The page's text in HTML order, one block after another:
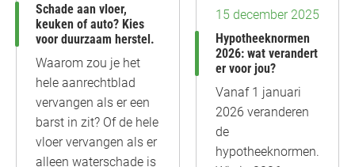
Schade aan vloer,
keuken of auto? Kies
voor duurzaam herstel.
Waarom zou je het
hele aanrechtblad
vervangen als er een
barst in zit? Of de hele
vloer vervangen als er
alleen waterschade is
15 december 2025
Hypotheeknormen
2026: wat verandert
er voor jou?
Vanaf 1 januari
2026 veranderen
de
hypotheeknormen.